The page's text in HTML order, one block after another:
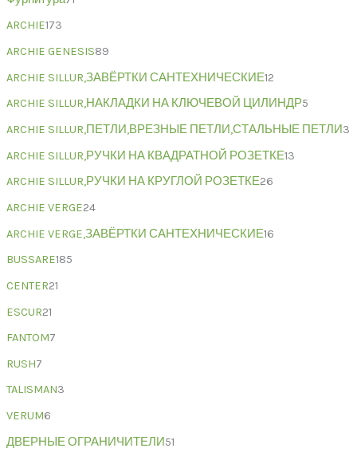
ARCHIE173
ARCHIE GENESIS89
ARCHIE SILLUR,ЗАВЁРТКИ САНТЕХНИЧЕСКИЕ12
ARCHIE SILLUR,НАКЛАДКИ НА КЛЮЧЕВОЙ ЦИЛИНДР5
ARCHIE SILLUR,ПЕТЛИ,ВРЕЗНЫЕ ПЕТЛИ,СТАЛЬНЫЕ ПЕТЛИ3
ARCHIE SILLUR,РУЧКИ НА КВАДРАТНОЙ РОЗЕТКЕ13
ARCHIE SILLUR,РУЧКИ НА КРУГЛОЙ РОЗЕТКЕ26
ARCHIE VERGE24
ARCHIE VERGE,ЗАВЁРТКИ САНТЕХНИЧЕСКИЕ16
BUSSARE185
CENTER21
ESCUR21
FANTOM7
RUSH7
TALISMAN3
VERUM6
ДВЕРНЫЕ ОГРАНИЧИТЕЛИ51